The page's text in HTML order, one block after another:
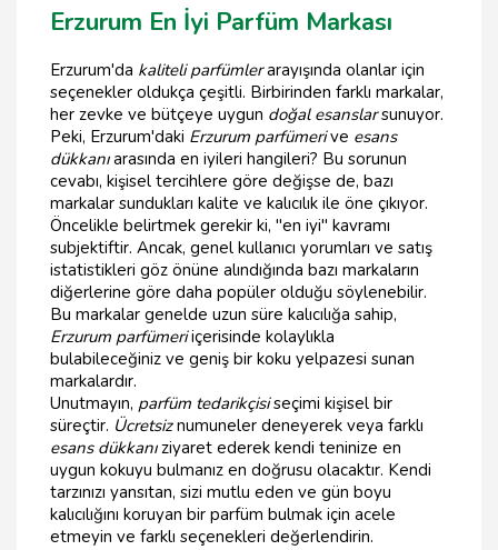
Erzurum En İyi Parfüm Markası
Erzurum'da kaliteli parfümlerarayışında olanlar için
seçenekler oldukça çeşitli. Birbirinden farklı markalar,
her zevke ve bütçeye uygun doğal esanslarsunuyor.
Peki, Erzurum'daki Erzurum parfümerive esans
dükkanıarasında en iyileri hangileri? Bu sorunun
cevabı, kişisel tercihlere göre değişse de, bazı
markalar sundukları kalite ve kalıcılık ile öne çıkıyor.
Öncelikle belirtmek gerekir ki, "en iyi" kavramı
subjektiftir. Ancak, genel kullanıcı yorumları ve satış
istatistikleri göz önüne alındığında bazı markaların
diğerlerine göre daha popüler olduğu söylenebilir.
Bu markalar genelde uzun süre kalıcılığa sahip,
Erzurum parfümeriiçerisinde kolaylıkla
bulabileceğiniz ve geniş bir koku yelpazesi sunan
markalardır.
Unutmayın, parfüm tedarikçisiseçimi kişisel bir
süreçtir. Ücretsiznumuneler deneyerek veya farklı
esans dükkanıziyaret ederek kendi teninize en
uygun kokuyu bulmanız en doğrusu olacaktır. Kendi
tarzınızı yansıtan, sizi mutlu eden ve gün boyu
kalıcılığını koruyan bir parfüm bulmak için acele
etmeyin ve farklı seçenekleri değerlendirin.